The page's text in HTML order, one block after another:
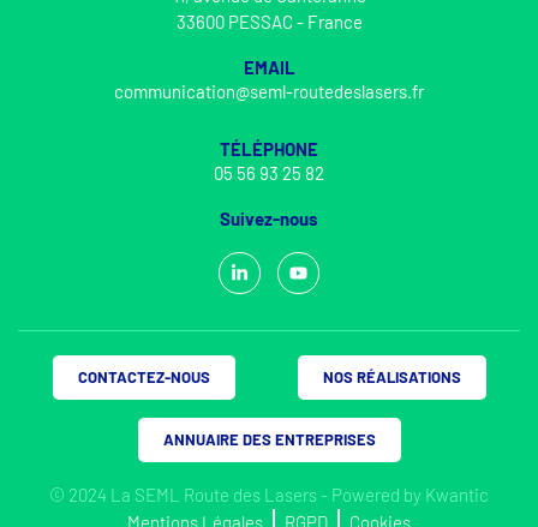
33600 PESSAC - France
EMAIL
communication@seml-routedeslasers.fr
TÉLÉPHONE
05 56 93 25 82
Suivez-nous
© 2024 La SEML Route des Lasers - Powered by Kwantic
Mentions Légales
RGPD Cookies
CONTACTEZ-NOUS NOS RÉALISATIONS
ANNUAIRE DES ENTREPRISES